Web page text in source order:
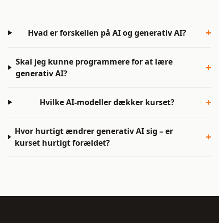
Hvad er forskellen på AI og generativ AI? +
Skal jeg kunne programmere for at lære
generativ AI?
+
Hvilke AI-modeller dækker kurset? +
Hvor hurtigt ændrer generativ AI sig – er
kurset hurtigt forældet?
+